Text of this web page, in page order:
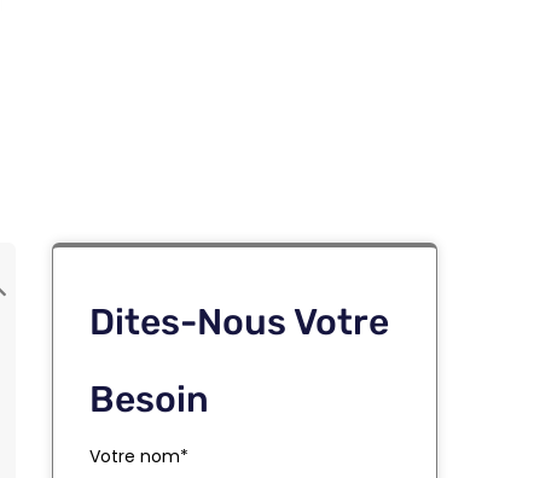
Dites-Nous Votre
Besoin
Votre nom*